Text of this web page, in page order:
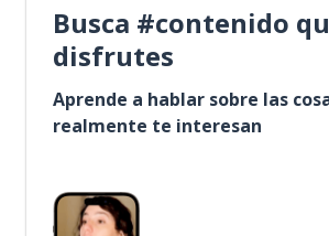
Busca #contenido
disfrutes
Aprende a hablar sobre las
realmente te interesan